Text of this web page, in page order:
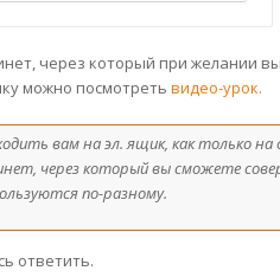
через который при желании
можно посмотретьвидео-урок.
вам на эл. ящик, как только
через который вы сможете
по-разному.
ответить.